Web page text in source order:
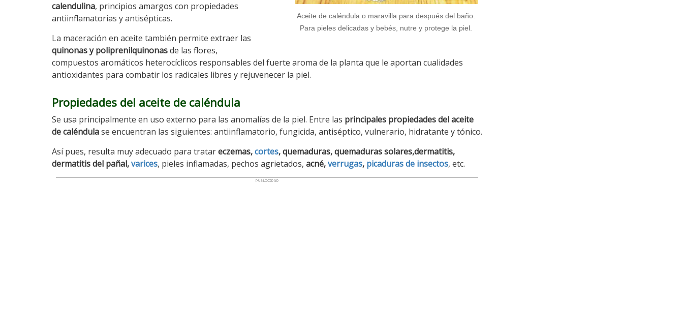
Aceite de caléndula o maravilla para después del baño.
Para pieles delicadas y bebés, nutre y protege la piel.
calendulina, principios amargos con propiedades
antiinflamatorias y antisépticas.
La maceración en aceite también permite extraer las
quinonas y poliprenilquinonasde las flores,
compuestos aromáticos heterocíclicos responsables del fuerte aroma de la planta que le aportan cualidades
antioxidantes para combatir los radicales libres y rejuvenecer la piel.
Propiedades del aceite de caléndula
Se usa principalmente en uso externo para las anomalías de la piel. Entre las principales propiedades del aceite
de caléndulase encuentran las siguientes: antiinflamatorio, fungicida, antiséptico, vulnerario, hidratante y tónico.
Así pues, resulta muy adecuado para tratareczemas,cortes, quemaduras, quemaduras solares,dermatitis,
dermatitis del pañal,varices, pieles inflamadas, pechos agrietados, acné,verrugas, picaduras de insectos, etc.